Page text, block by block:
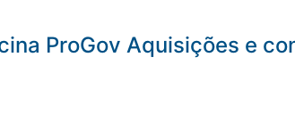
ProGov Aquisições e